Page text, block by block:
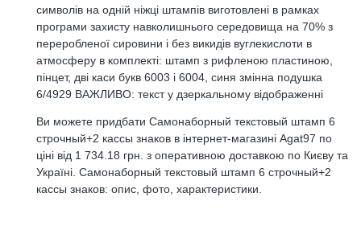
символів на одній ніжці штампів виготовлені в рамках
програми захисту навколишнього середовища на 70% з
переробленої сировини і без викидів вуглекислоти в
атмосферу в комплекті: штамп з рифленою пластиною,
пінцет, дві каси букв 6003 і 6004, синя змінна подушка
6/4929 ВАЖЛИВО: текст у дзеркальному відображенні
Ви можете придбати Самонаборный текстовый штамп 6
строчный+2 кассы знаков в інтернет-магазині Agat97 по
ціні від 1 734.18 грн. з оперативною доставкою по Києву та
Україні. Самонаборный текстовый штамп 6 строчный+2
кассы знаков: опис, фото, характеристики.